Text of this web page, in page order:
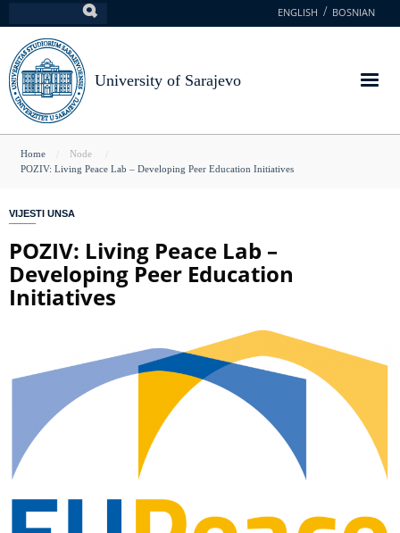
to
main
content
ENGLISH BOSNIAN
University of Sarajevo
You
here
Home
Node
POZIV: Living Peace Lab – Developing Peer Education Initiatives
VIJESTI UNSA
POZIV: Living Peace Lab –
Developing Peer Education
Initiatives